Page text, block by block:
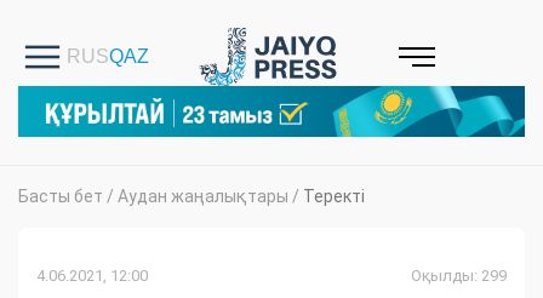
Басты бет / Аудан жаңалықтары / Теректі
4.06.2021, 12:00 Оқылды: 299